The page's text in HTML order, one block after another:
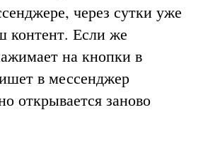
через сутки уже
контент. Если же
на кнопки в
в мессенджер
открывается заново